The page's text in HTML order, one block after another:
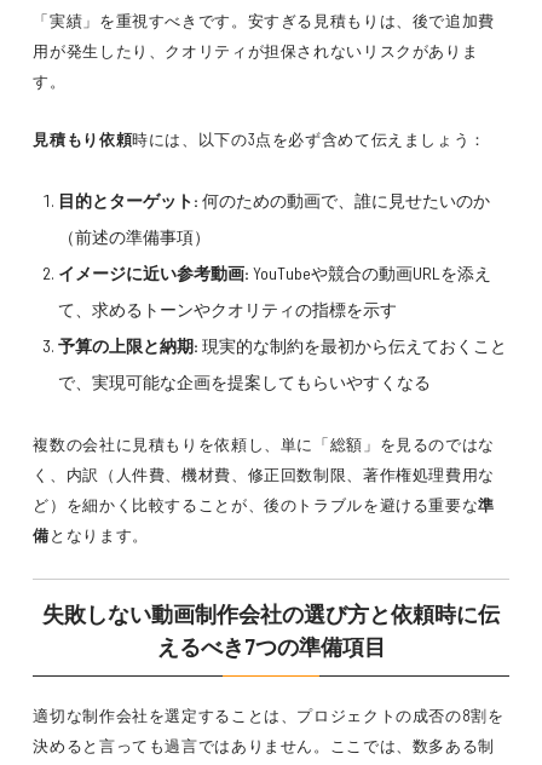
「実績」を重視すべきです。安すぎる見積もりは、後で追加費
用が発生したり、クオリティが担保されないリスクがありま
す。
見積もり依頼時には、以下の3点を必ず含めて伝えましょう：
目的とターゲット: 何のための動画で、誰に見せたいのか
（前述の準備事項）
イメージに近い参考動画: YouTubeや競合の動画URLを添え
て、求めるトーンやクオリティの指標を示す
予算の上限と納期: 現実的な制約を最初から伝えておくこと
で、実現可能な企画を提案してもらいやすくなる
複数の会社に見積もりを依頼し、単に「総額」を見るのではな
く、内訳（人件費、機材費、修正回数制限、著作権処理費用な
ど）を細かく比較することが、後のトラブルを避ける重要な準
備となります。
失敗しない動画制作会社の選び方と依頼時に伝
えるべき7つの準備項目
適切な制作会社を選定することは、プロジェクトの成否の8割を
決めると言っても過言ではありません。ここでは、数多ある制